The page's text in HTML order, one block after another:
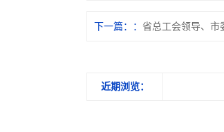
下一篇： 省总工会领导、市
近期浏览：